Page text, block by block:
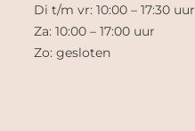
Di t/m vr: 10:00 – 17:30 uur
Za: 10:00 – 17:00 uur
Zo: gesloten